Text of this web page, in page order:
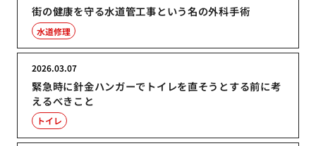
街の健康を守る水道管工事という名の外科手術
水道修理
緊急時に針金ハンガーでトイレを直そうとする前に考
えるべきこと
2026.03.07
トイレ